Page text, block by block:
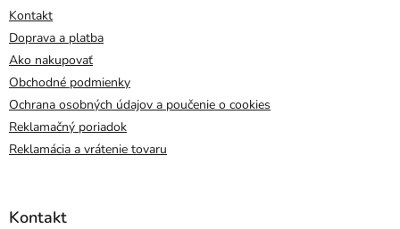
Kontakt
Doprava a platba
Ako nakupovať
Obchodné podmienky
Ochrana osobných údajov a poučenie o cookies
Reklamačný poriadok
Reklamácia a vrátenie tovaru
Kontakt